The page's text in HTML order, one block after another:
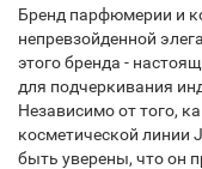
Бренд парфюмерии и
непревзойденной
этого бренда -
для подчеркивания
Независимо от того,
косметической линии
быть уверены, что он